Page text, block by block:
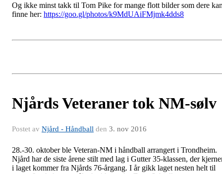
Og ikke minst takk til Tom Pike for mange flott bilder som dere
finne her: https://goo.gl/photos/k9MdUAiFMjmk4dds8
Njårds Veteraner tok NM-sølv
Postet av Njård - Håndball den 3. nov 2016
28.-30. oktober ble Veteran-NM i håndball arrangert i Trondheim.
Njård har de siste årene stilt med lag i Gutter 35-klassen, der
i laget kommer fra Njårds 76-årgang. I år gikk laget nesten helt til